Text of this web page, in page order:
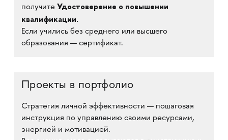
получите Удостоверение о повышении
квалификации.
Если учились без среднего или высшего
образования — сертификат.
Проекты в портфолио
Стратегия личной эффективности — пошаговая
инструкция по управлению своими ресурсами,
энергией и мотивацией.